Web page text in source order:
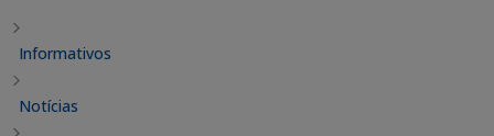
Informativos
Notícias